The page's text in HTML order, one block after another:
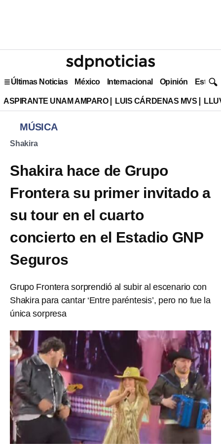
Últimas Noticias México Internacional Opinión Estilo
ASPIRANTE UNAM AMPARO LUIS CÁRDENAS MVS
MÚSICA
Shakira
Shakira hace de Grupo
Frontera su primer invitado a
su tour en el cuarto
concierto en el Estadio GNP
Seguros
Grupo Frontera sorprendió al subir al escenario con
Shakira para cantar ‘Entre paréntesis’, pero no fue la
única sorpresa